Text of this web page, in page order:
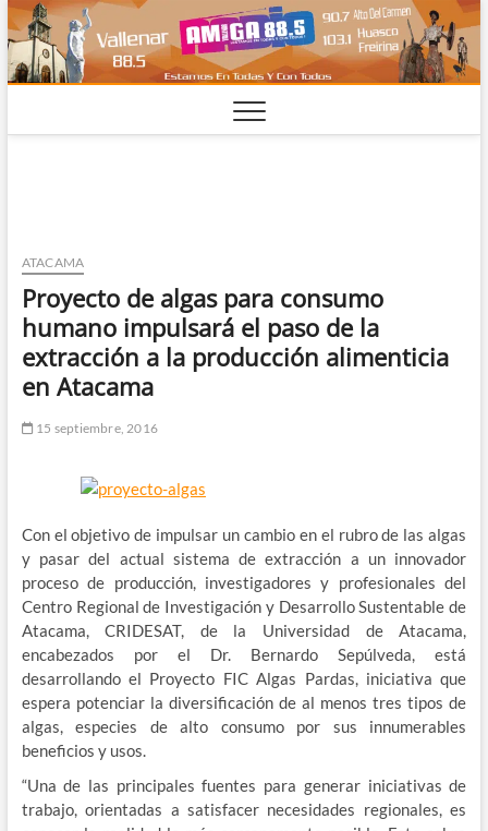
Saltar
al
contenido
ATACAMA
Proyecto de algas para consumo
humano impulsará el paso de la
extracción a la producción alimenticia
en Atacama
15 septiembre, 2016
Con el objetivo de impulsar un cambio en el rubro de las algas
y pasar del actual sistema de extracción a un innovador
proceso de producción, investigadores y profesionales del
Centro Regional de Investigación y Desarrollo Sustentable de
Atacama, CRIDESAT, de la Universidad de Atacama,
encabezados por el Dr. Bernardo Sepúlveda, está
desarrollando el Proyecto FIC Algas Pardas, iniciativa que
espera potenciar la diversificación de al menos tres tipos de
algas, especies de alto consumo por sus innumerables
beneficios y usos.
“Una de las principales fuentes para generar iniciativas de
trabajo, orientadas a satisfacer necesidades regionales, es